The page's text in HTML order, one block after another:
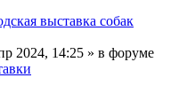
выставка собак
2024, 14:25 » в форуме